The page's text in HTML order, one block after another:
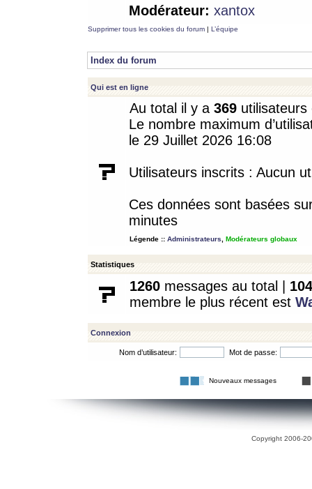
Modérateur: xantox
Supprimer tous les cookies du forum | L’équipe
Index du forum
Qui est en ligne
Au total il y a 369
Le nombre maximum
le 29 Juillet 2026 16:08
Utilisateurs inscrits : Aucun
Ces données sont basées
minutes
Légende :: Administrateurs Modérateurs globaux
Statistiques
1260 messages au total | 104
membre le plus récent est
Connexion
Nom d’utilisateur: Mot de passe:
Nouveaux messages
Copyright 2006-